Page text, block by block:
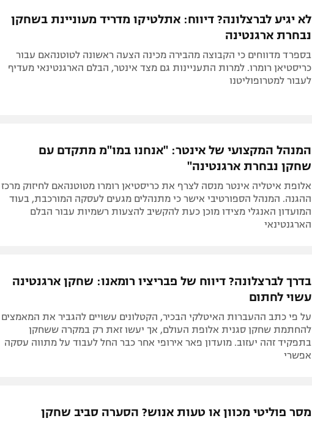
מכבי נתניה
בני יהודה
לא יגיע לברצלונה? דיווח: אתלטיקו מדריד מעוניינת בשחקן
נבחרת ארגנטינה
בספרד מדווחים כי הקבוצה מהבירה מכינה הצעה ראשונה לטוטנהאם עבור
כריסטיאן רומרו. למרות התעניינות גם מצד אינטר, הבלם הארגנטינאי מעדיף
לעבור למטרופוליטנו
המנהל המקצועי של אינטר: "אנחנו במו"מ מתקדם עם
שחקן נבחרת ארגנטינה"
אלופת איטליה אינטר מנסה לצרף את כריסטיאן רומרו מטוטנהאם לחיזוק מרכז
ההגנה. המנהל הספורטיבי אישר כי מתנהלים מגעים לעסקה המורכבת, בעוד
המועדון האנגלי מצידו מוכן כעת להקשיב להצעות רשמיות עבור הבלם
הארגנטינאי
בדרך לברצלונה? דיווח של פבריציו רומאנו: שחקן ארגנטינה
עשוי לחתום
על פי כתב ההעברות האיטלקי הבכיר, הקטלונים עשויים להגביר את המאמצים
להחתמת שחקן סגנית אלופת העולם, אך יעשו זאת רק במקרה ששחקן
בתפקיד זהה יעזוב. מועדון פאר אירופי אחר כבר החל לעבוד על מתווה עסקה
אפשרי
מסר פוליטי מכוון או טעות אנוש? הסערה סביב שחקן